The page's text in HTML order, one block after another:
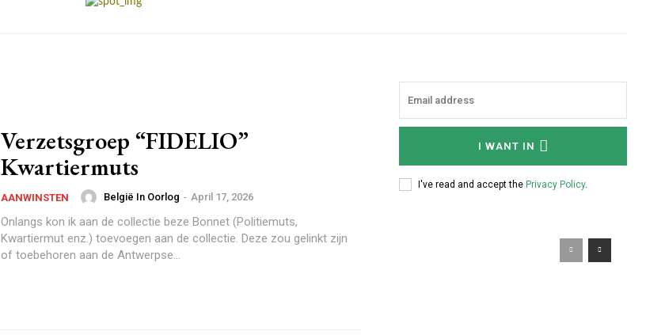
Verzetsgroep “FIDELIO”
Kwartiermuts
AANWINSTEN België In Oorlog - April 17, 2026
Onlangs kon ik aan de collectie beze Bonnet (Politiemuts,
Kwartiermut enz.) toevoegen aan de collectie. Deze zou gelinkt zijn
of toebehoren aan de Antwerpse...
I WANT IN
I've read and accept the Privacy Policy.